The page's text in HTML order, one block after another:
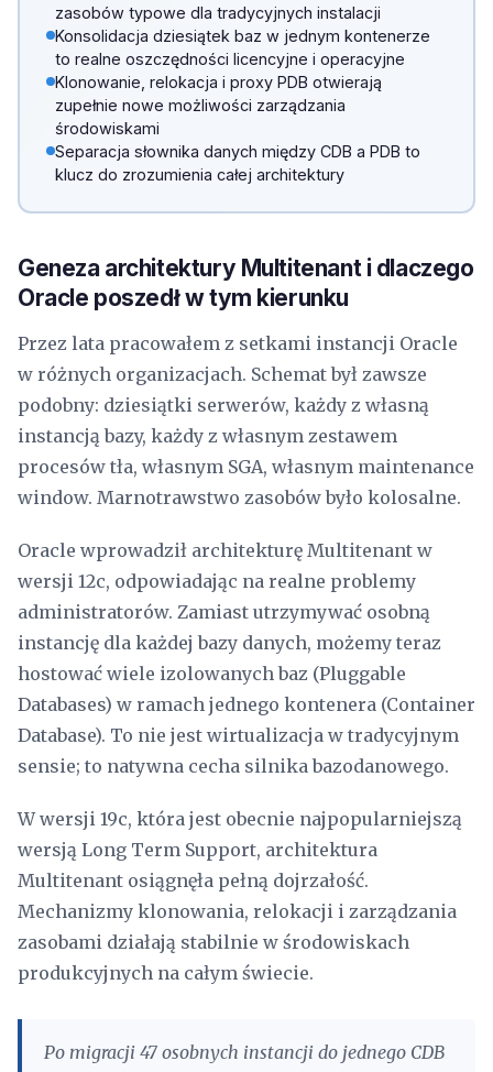
zasobów typowe dla tradycyjnych instalacji
Konsolidacja dziesiątek baz w jednym kontenerze
to realne oszczędności licencyjne i operacyjne
Klonowanie, relokacja i proxy PDB otwierają
zupełnie nowe możliwości zarządzania
środowiskami
Separacja słownika danych między CDB a PDB to
klucz do zrozumienia całej architektury
Geneza architektury Multitenant i dlaczego
Oracle poszedł w tym kierunku
Przez lata pracowałem z setkami instancji Oracle
w różnych organizacjach. Schemat był zawsze
podobny: dziesiątki serwerów, każdy z własną
instancją bazy, każdy z własnym zestawem
procesów tła, własnym SGA, własnym maintenance
window. Marnotrawstwo zasobów było kolosalne.
Oracle wprowadził architekturę Multitenant w
wersji 12c, odpowiadając na realne problemy
administratorów. Zamiast utrzymywać osobną
instancję dla każdej bazy danych, możemy teraz
hostować wiele izolowanych baz (Pluggable
Databases) w ramach jednego kontenera (Container
Database). To nie jest wirtualizacja w tradycyjnym
sensie; to natywna cecha silnika bazodanowego.
W wersji 19c, która jest obecnie najpopularniejszą
wersją Long Term Support, architektura
Multitenant osiągnęła pełną dojrzałość.
Mechanizmy klonowania, relokacji i zarządzania
zasobami działają stabilnie w środowiskach
produkcyjnych na całym świecie.
Po migracji 47 osobnych instancji do jednego CDB